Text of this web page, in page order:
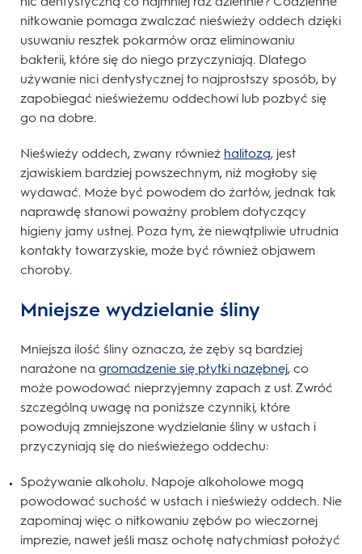
nitkowanie pomaga zwalczać nieświeży oddech dzięki
usuwaniu resztek pokarmów oraz eliminowaniu
bakterii, które się do niego przyczyniają. Dlatego
używanie nici dentystycznej to najprostszy sposób, by
zapobiegać nieświeżemu oddechowi lub pozbyć się
go na dobre.
Nieświeży oddech, zwany również halitozą, jest
zjawiskiem bardziej powszechnym, niż mogłoby się
wydawać. Może być powodem do żartów, jednak tak
naprawdę stanowi poważny problem dotyczący
higieny jamy ustnej. Poza tym, że niewątpliwie utrudnia
kontakty towarzyskie, może być również objawem
choroby.
Mniejsze wydzielanie śliny
Mniejsza ilość śliny oznacza, że zęby są bardziej
narażone na gromadzenie się płytki nazębnej, co
może powodować nieprzyjemny zapach z ust. Zwróć
szczególną uwagę na poniższe czynniki, które
powodują zmniejszone wydzielanie śliny w ustach i
przyczyniają się do nieświeżego oddechu:
Spożywanie alkoholu. Napoje alkoholowe mogą
powodować suchość w ustach i nieświeży oddech. Nie
zapominaj więc o nitkowaniu zębów po wieczornej
imprezie, nawet jeśli masz ochotę natychmiast położyć